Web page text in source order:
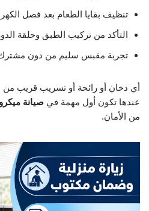
تنظيف بقايا الطعام بعد فصل
التأكد من تركيب الطبق وحلقة
تجربة مقبس سليم من دون
أي دخان أو رائحة أو تسريب قريب من
عندها تكون أول مهمة في صيانة
من الأمان.